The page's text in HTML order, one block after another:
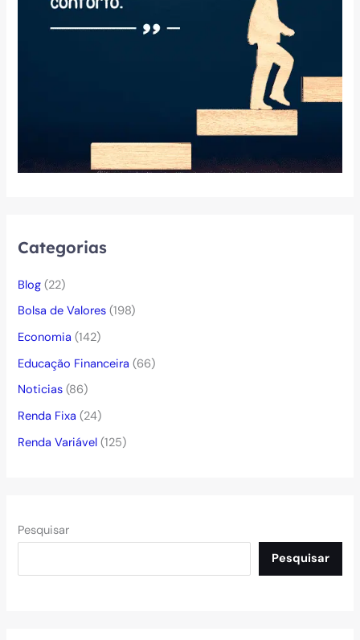
Categorias
Blog (22)
Bolsa de Valores (198)
Economia (142)
Educação Financeira (66)
Noticias (86)
Renda Fixa (24)
Renda Variável (125)
Pesquisar
Pesquisar